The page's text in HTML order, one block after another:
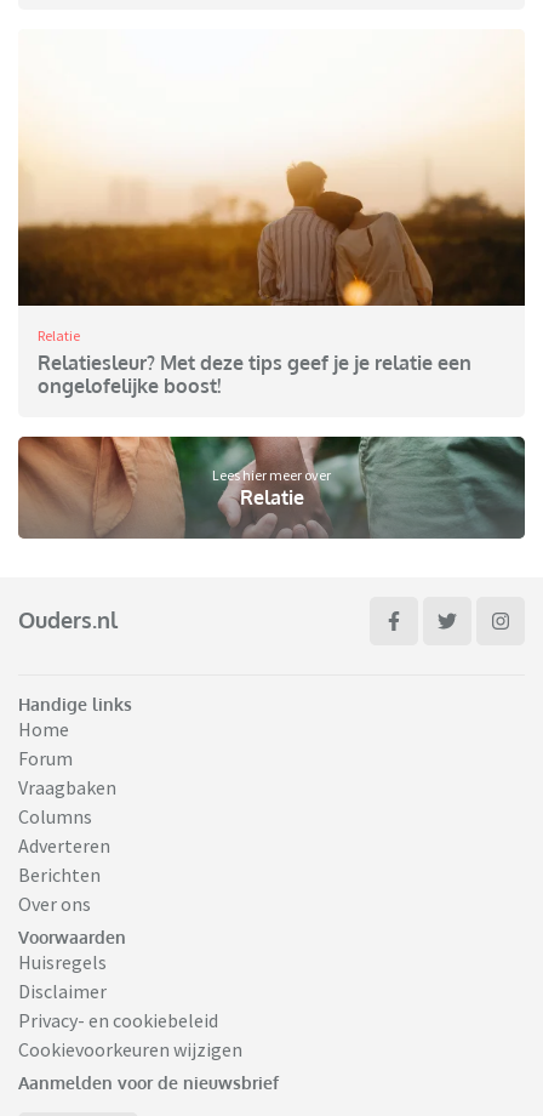
Relatie
Relatiesleur? Met deze tips geef je je relatie een
ongelofelijke boost!
Lees hier meer over
Relatie
Ouders.nl
Handige links
Home
Forum
Vraagbaken
Columns
Adverteren
Berichten
Over ons
Voorwaarden
Huisregels
Disclaimer
Privacy- en cookiebeleid
Cookievoorkeuren wijzigen
Aanmelden voor de nieuwsbrief